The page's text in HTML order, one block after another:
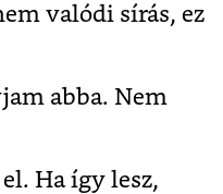
valódi sírás, ez
abba. Nem
Ha így lesz,